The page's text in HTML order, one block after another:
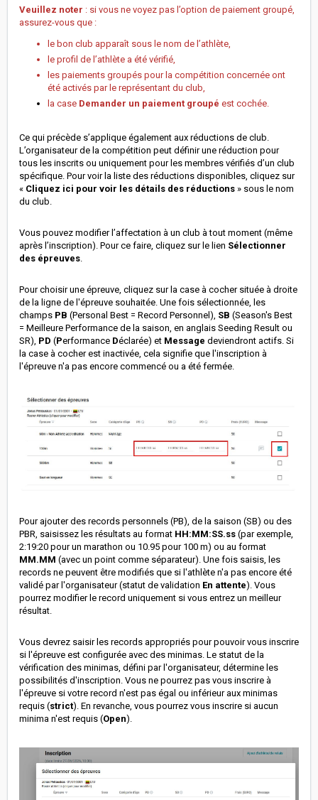
Veuillez noter : si vous ne voyez pas l’option de paiement groupé,
assurez-vous que :
le bon club apparaît sous le nom de l’athlète,
le profil de l’athlète a été vérifié,
les paiements groupés pour la compétition concernée ont
été activés par le représentant du club,
la case Demander un paiement groupé est cochée.
Ce qui précède s’applique également aux réductions de club.
L’organisateur de la compétition peut définir une réduction pour
tous les inscrits ou uniquement pour les membres vérifiés d’un club
spécifique. Pour voir la liste des réductions disponibles, cliquez sur
« Cliquez ici pour voir les détails des réductions » sous le nom
du club.
Vous pouvez modifier l’affectation à un club à tout moment (même
après l’inscription). Pour ce faire, cliquez sur le lien Sélectionner
des épreuves
Pour choisir une épreuve, cliquez sur la case à cocher située à droite
de la ligne de l'épreuve souhaitée. Une fois sélectionnée, les
champs PB (Personal Best = Record Personnel), SB (Season's Best
= Meilleure Performance de la saison, en anglais Seeding Result ou
SR), PD (Performance Déclarée) et Message deviendront actifs. Si
la case à cocher est inactivée, cela signifie que l'inscription à
l'épreuve n'a pas encore commencé ou a été fermée.
Pour ajouter des records personnels (PB), de la saison (SB) ou des
PBR, saisissez les résultats au format HH:MM:SS.ss (par exemple,
2:19:20 pour un marathon ou 10.95 pour 100 m) ou au format
MM.MM (avec un point comme séparateur). Une fois saisis, les
records ne peuvent être modifiés que si l'athlète n'a pas encore été
validé par l'organisateur (statut de validation En attente). Vous
pourrez modifier le record uniquement si vous entrez un meilleur
résultat.
Vous devrez saisir les records appropriés pour pouvoir vous inscrire
si l'épreuve est configurée avec des minimas. Le statut de la
vérification des minimas, défini par l'organisateur, détermine les
possibilités d'inscription. Vous ne pourrez pas vous inscrire à
l'épreuve si votre record n'est pas égal ou inférieur aux minimas
requis (strict). En revanche, vous pourrez vous inscrire si aucun
minima n'est requis (Open).